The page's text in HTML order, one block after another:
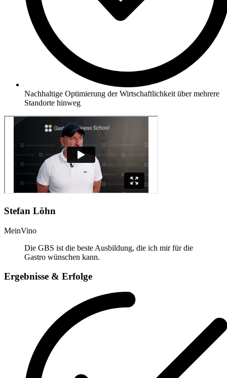
Nachhaltige Optimierung der Wirtschaftlichkeit über mehrere
Standorte hinweg
Stefan Löhn
MeinVino
Die GBS ist die beste Ausbildung, die ich mir für die
Gastro wünschen kann.
Ergebnisse & Erfolge